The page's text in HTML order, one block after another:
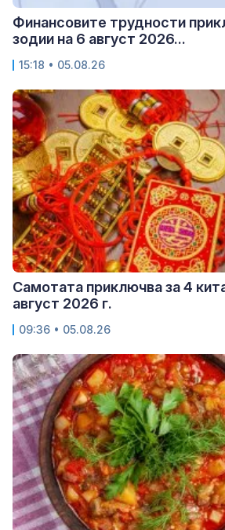
Финансовите трудности
зодии на 6 август 2026...
15:18 • 05.08.26
Самотата приключва за 4
август 2026 г.
09:36 • 05.08.26